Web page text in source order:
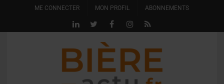
ME CONNECTER MON PROFIL ABONNEMENTS